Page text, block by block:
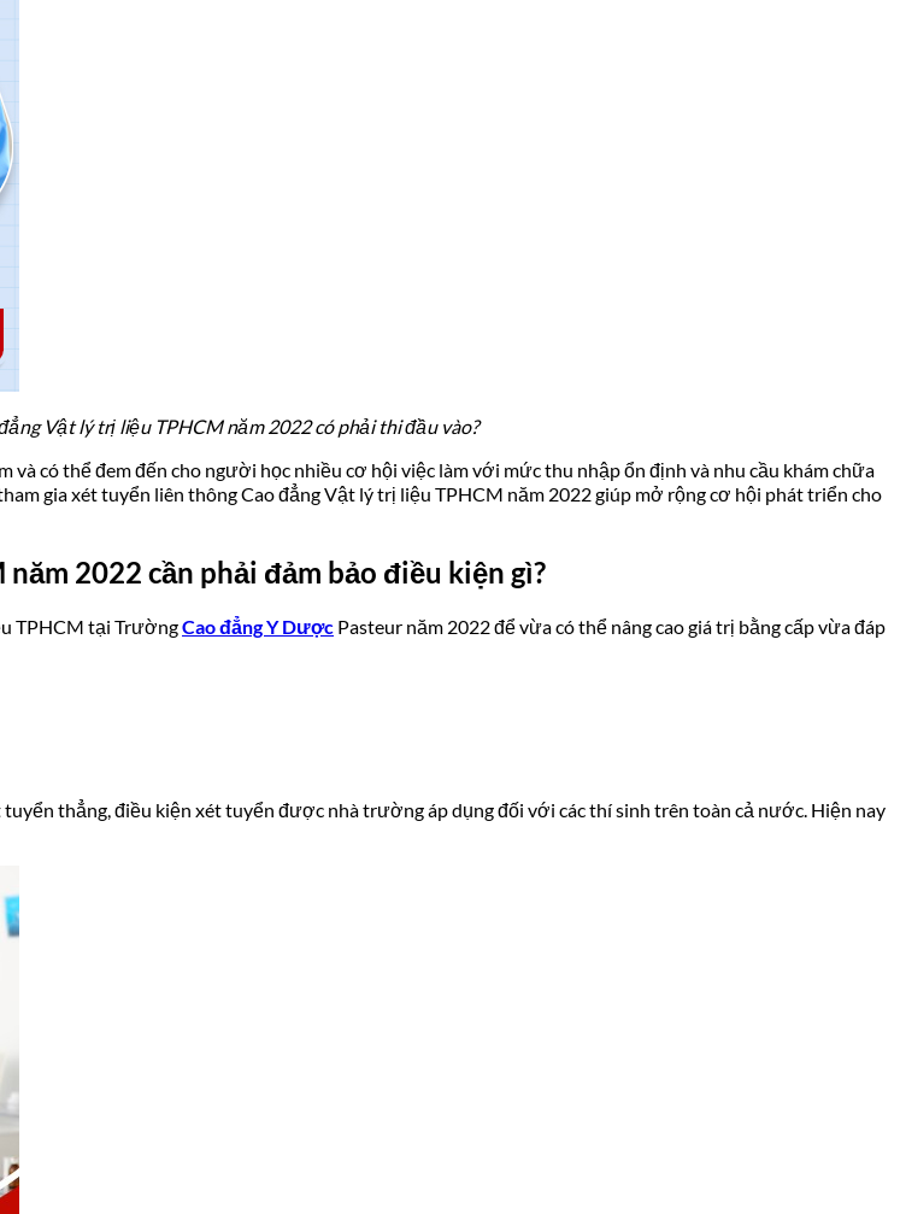
Vật lý trị liệu TPHCM năm 2022 có phải thi đầu vào?
có thể đem đến cho người học nhiều cơ hội việc làm với mức thu nhập ổn định và nhu cầu khám chữa
gia xét tuyển liên thông Cao đẳng Vật lý trị liệu TPHCM năm 2022 giúp mở rộng cơ hội phát triển cho
2022 cần phải đảm bảo điều kiện gì?
TPHCM tại TrườngCao đẳng Y Dược Pasteur năm 2022 để vừa có thể nâng cao giá trị bằng cấp vừa đáp
thẳng, điều kiện xét tuyển được nhà trường áp dụng đối với các thí sinh trên toàn cả nước. Hiện nay